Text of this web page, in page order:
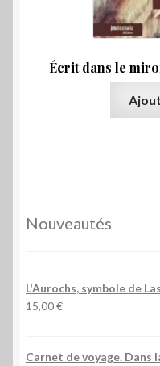
Écrit dans le
Nouveautés
L'Aurochs, symbole de
15,00€
Carnet de voyage. Dans